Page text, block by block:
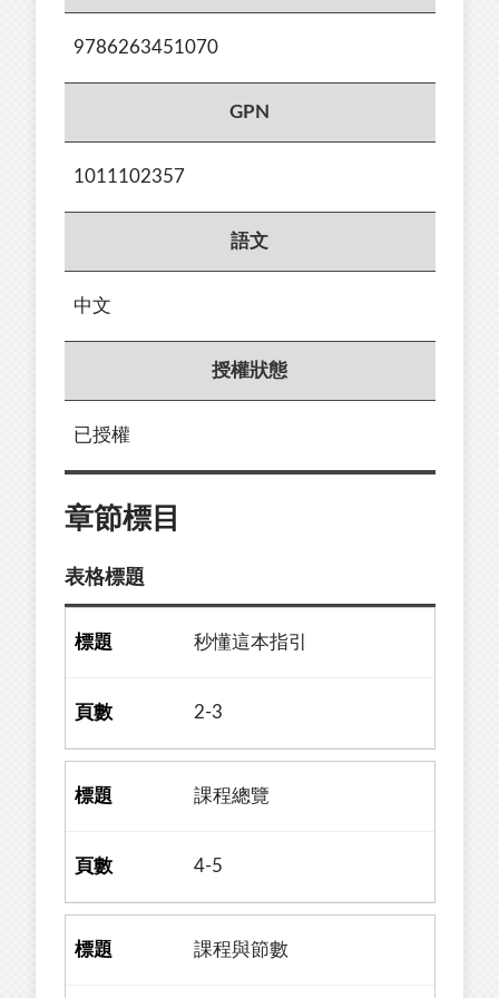
9786263451070
GPN
1011102357
語文
中文
授權狀態
已授權
章節標目
表格標題
秒懂這本指引
2-3
課程總覽
4-5
課程與節數